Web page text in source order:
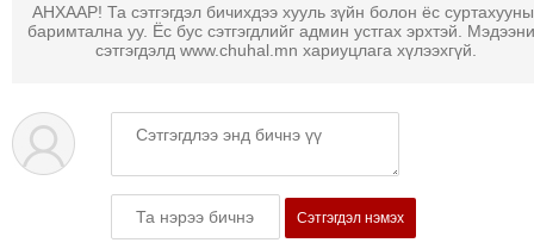
АНХААР! Та сэтгэгдэл бичихдээ хууль зүйн болон ёс
баримтална уу. Ёс бус сэтгэгдлийг админ устгах эрхтэй.
сэтгэгдэлд www.chuhal.mn хариуцлага хүлээхгүй.
Сэтгэгдэл нэмэх